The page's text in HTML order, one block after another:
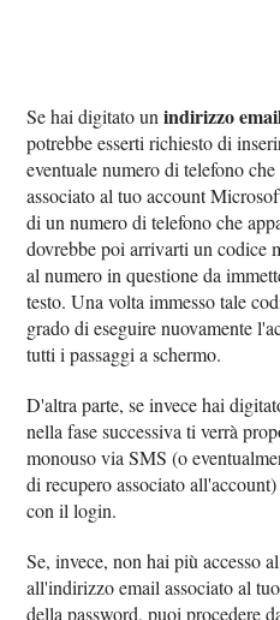
Se hai digitato unindirizzo
potrebbe esserti richiesto di
eventuale numero di telefono
associato al tuo account
di un numero di telefono che
dovrebbe poi arrivarti un codice
al numero in questione da
testo. Una volta immesso tale
grado di eseguire nuovamente
tutti i passaggi a schermo.
D'altra parte, se invece hai
nella fase successiva ti verrà
monouso via SMS (o
di recupero associato
con il login.
Se, invece, non hai più accesso
all'indirizzo email associato al
della password, puoi procedere